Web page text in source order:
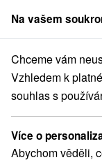
člen skupinySorger
Pobyty pro
Pobyty
Kategorie
Na vašem
Chceme vám
Vzhledem k
souhlas s
Více o
Abychom věděli,